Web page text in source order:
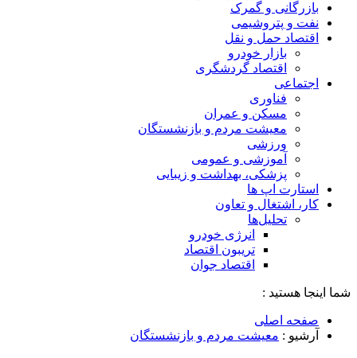
بازرگانی و گمرک
نفت و پتروشیمی
اقتصاد حمل و نقل
بازار خودرو
اقتصاد گردشگری
اجتماعی
فناوری
مسکن و عمران
معیشت مردم و بازنشستگان
ورزشی
آموزشی و عمومی
پزشکی، بهداشت و زیبایی
استارت اپ ها
کار، اشتغال و تعاون
تحلیل‌ها
انرژی خودرو
تریبون اقتصاد
اقتصاد جوان
شما اینجا هستید :
صفحه اصلی
آرشیو : معیشت مردم و بازنشستگان